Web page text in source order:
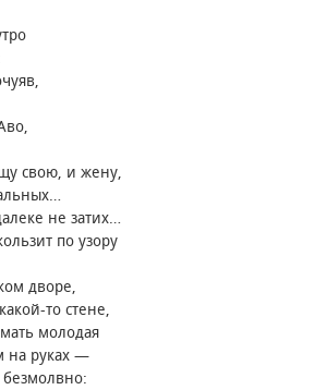
свою, и жену,
не затих…
по узору
дворе,
то стене,
молодая
на руках —